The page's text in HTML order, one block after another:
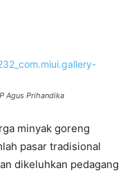
Agus Prihandika
minyak goreng
pasar tradisional
dikeluhkan pedagang